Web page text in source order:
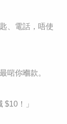
、電話，唔使
啱你嗰款。
$10！」